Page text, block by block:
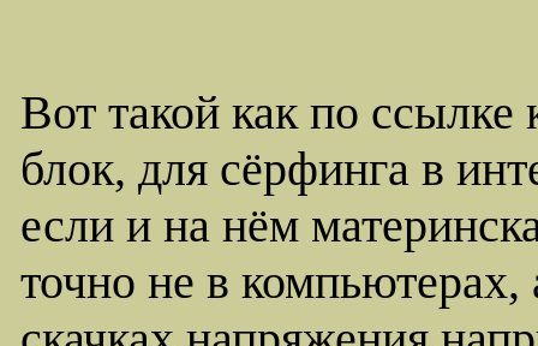
Вот такой как по
блок, для сёрфинга в
если и на нём
точно не в